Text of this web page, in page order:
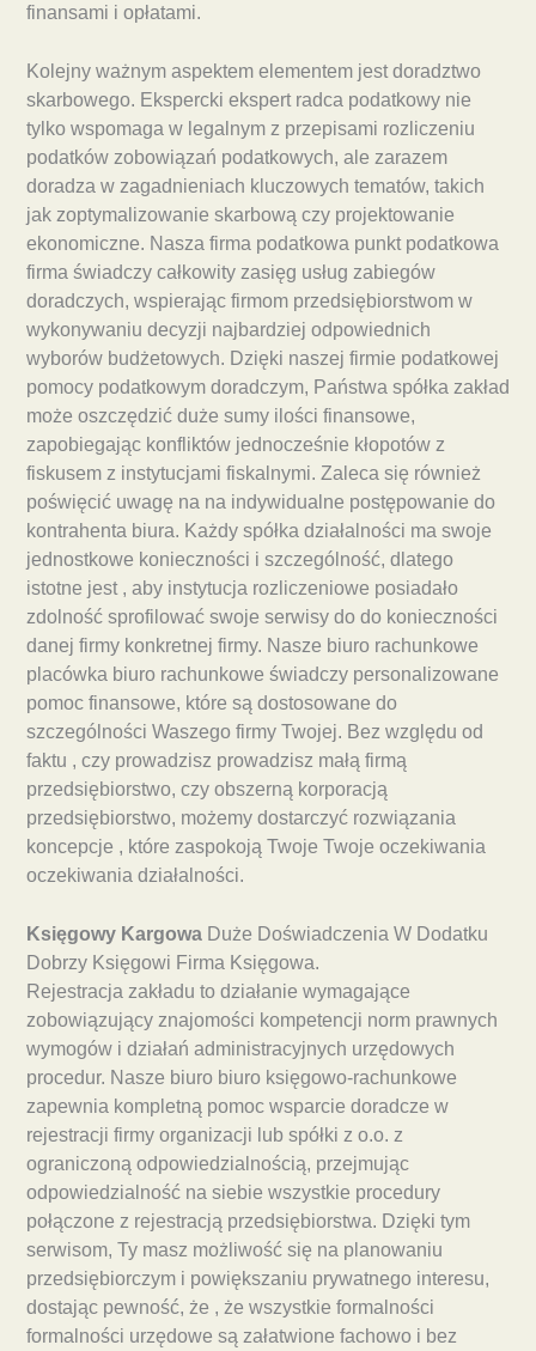
finansami i opłatami.
Kolejny ważnym aspektem elementem jest doradztwo
skarbowego. Ekspercki ekspert radca podatkowy nie
tylko wspomaga w legalnym z przepisami rozliczeniu
podatków zobowiązań podatkowych, ale zarazem
doradza w zagadnieniach kluczowych tematów, takich
jak zoptymalizowanie skarbową czy projektowanie
ekonomiczne. Nasza firma podatkowa punkt podatkowa
firma świadczy całkowity zasięg usług zabiegów
doradczych, wspierając firmom przedsiębiorstwom w
wykonywaniu decyzji najbardziej odpowiednich
wyborów budżetowych. Dzięki naszej firmie podatkowej
pomocy podatkowym doradczym, Państwa spółka zakład
może oszczędzić duże sumy ilości finansowe,
zapobiegając konfliktów jednocześnie kłopotów z
fiskusem z instytucjami fiskalnymi. Zaleca się również
poświęcić uwagę na na indywidualne postępowanie do
kontrahenta biura. Każdy spółka działalności ma swoje
jednostkowe konieczności i szczególność, dlatego
istotne jest , aby instytucja rozliczeniowe posiadało
zdolność sprofilować swoje serwisy do do konieczności
danej firmy konkretnej firmy. Nasze biuro rachunkowe
placówka biuro rachunkowe świadczy personalizowane
pomoc finansowe, które są dostosowane do
szczególności Waszego firmy Twojej. Bez względu od
faktu , czy prowadzisz prowadzisz małą firmą
przedsiębiorstwo, czy obszerną korporacją
przedsiębiorstwo, możemy dostarczyć rozwiązania
koncepcje , które zaspokoją Twoje Twoje oczekiwania
oczekiwania działalności.
Księgowy Kargowa Duże Doświadczenia W Dodatku
Dobrzy Księgowi Firma Księgowa.
Rejestracja zakładu to działanie wymagające
zobowiązujący znajomości kompetencji norm prawnych
wymogów i działań administracyjnych urzędowych
procedur. Nasze biuro biuro księgowo-rachunkowe
zapewnia kompletną pomoc wsparcie doradcze w
rejestracji firmy organizacji lub spółki z o.o. z
ograniczoną odpowiedzialnością, przejmując
odpowiedzialność na siebie wszystkie procedury
połączone z rejestracją przedsiębiorstwa. Dzięki tym
serwisom, Ty masz możliwość się na planowaniu
przedsiębiorczym i powiększaniu prywatnego interesu,
dostając pewność, że , że wszystkie formalności
formalności urzędowe są załatwione fachowo i bez